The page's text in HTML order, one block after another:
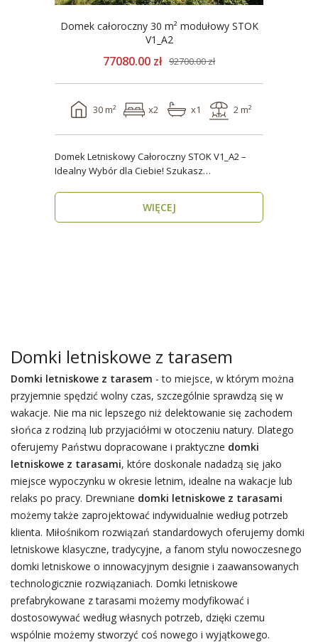
Domek całoroczny 30 m² modułowy STOK
V1_A2
77080.00 zł 92700.00 zł
30 m² x2 x1 2 m²
Domek Letniskowy Całoroczny STOK V1_A2 –
Idealny Wybór dla Ciebie! Szukasz
WIĘCEJ
Domki letniskowe z tarasem
Domki letniskowe z tarasem - to miejsce, w którym można
przyjemnie spędzić wolny czas, szczególnie sprawdzą się w
wakacje. Nie ma nic lepszego niż delektowanie się zachodem
słońca z rodziną lub przyjaciółmi w otoczeniu natury. Dlatego
oferujemy Państwu dopracowane i praktyczne domki
letniskowe z tarasami, które doskonale nadadzą się jako
miejsce wypoczynku w okresie letnim, idealne na wakacje lub
relaks po pracy. Drewniane domki letniskowe z tarasami
możemy także zaprojektować indywidualnie według potrzeb
klienta. Miłośnikom rozwiązań standardowych oferujemy domki
letniskowe klasyczne, tradycyjne, a fanom stylu nowoczesnego
domki letniskowe o innowacyjnym designie i zaawansowanych
technologicznie rozwiązaniach. Domki letniskowe
prefabrykowane z tarasami możemy modyfikować i
dostosowywać według własnych potrzeb, dzięki czemu
wspólnie możemy stworzyć coś nowego i wyjątkowego.